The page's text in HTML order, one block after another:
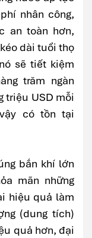
nhân công,
an toàn hơn,
dài tuổi thọ
sẽ tiết kiệm
trăm ngàn
triệu USD mỗi
có tồn tại
bắn khí lớn
mãn những
hiệu quả làm
(dung tích)
quả hơn, đại